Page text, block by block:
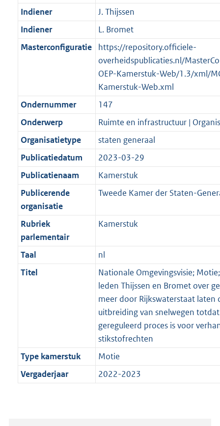
Indiener
J. Thijssen
Indiener
L. Bromet
Masterconfiguratie
https://repository.officiele-
overheidspublicaties.nl/
OEP-Kamerstuk-Web/1.3/xml/
Kamerstuk-Web.xml
Ondernummer
147
Onderwerp
Ruimte en infrastructuur |
Organisatietype
staten generaal
Publicatiedatum
2023-03-29
Publicatienaam
Kamerstuk
Publicerende
organisatie
Tweede Kamer der Staten-
Rubriek
parlementair
Kamerstuk
Taal
nl
Titel
Nationale Omgevingsvisie;
leden Thijssen en Bromet over
meer door Rijkswaterstaat laten
uitbreiding van snelwegen
gereguleerd proces is voor
stikstofrechten
Type kamerstuk
Motie
Vergaderjaar
2022-2023